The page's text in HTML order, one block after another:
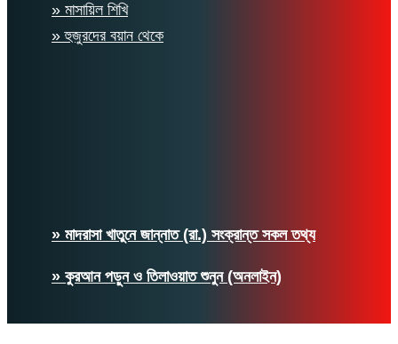
» মাসায়িল শিখি
» হুজুরদের বয়ান থেকে
» মাদরাসা খাতুনে জান্নাত (রা.) সংক্রান্ত সকল তথ্য
» কুরআন পড়ুন ও তিলাওয়াত শুনুন (অনলাইন)